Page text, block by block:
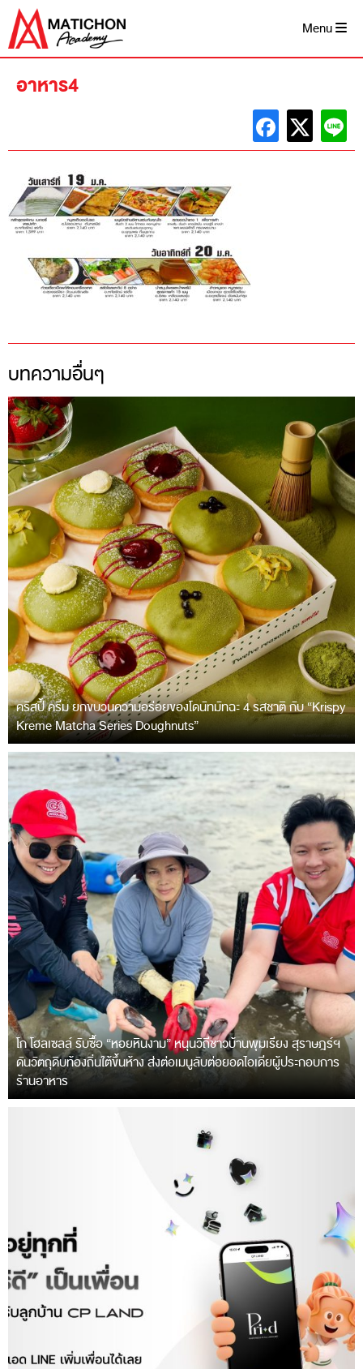
Skip
content
Menu
อาหาร4
บทความอื่นๆ
คริสปี้ ครีม ยกขบวนความอร่อยของโดนัทมัทฉะ 4 รสชาติ กับ “Krispy
Kreme Matcha Series Doughnuts”
โก โฮลเซลล์ รับซื้อ “หอยหินงาม” หนุนวิถีชาวบ้านพุมเรียง สุราษฎร์ฯ
ดันวัตถุดิบท้องถิ่นใต้ขึ้นห้าง ส่งต่อเมนูลับต่อยอดไอเดียผู้ประกอบการ
ร้านอาหาร